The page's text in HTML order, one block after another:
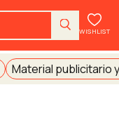
WISHLIST
Material publicitario